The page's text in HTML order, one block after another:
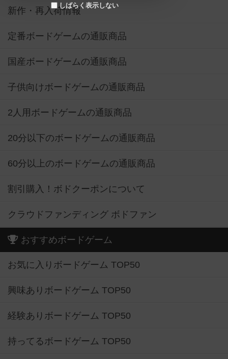
しばらく表示しない
新作・再入荷情報
定番ボードゲームの通販商品
国産ボードゲームの通販商品
子供向けボードゲームの通販商品
2人用ボードゲームの通販商品
20分以下のボードゲームの通販商品
60分以上のボードゲームの通販商品
割引購入！ボドクーポンについて
クラウドファンディング ボドファン
おすすめボードゲーム
お気に入りボードゲーム TOP50
興味ありボードゲーム TOP50
経験ありボードゲーム TOP50
持ってるボードゲーム TOP50